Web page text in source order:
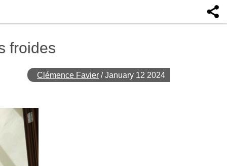
froides
Clémence Favier /January 12 2024